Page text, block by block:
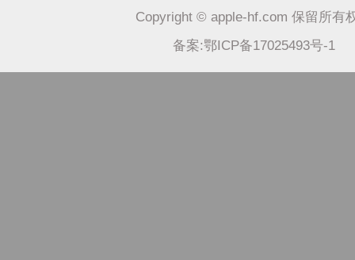
Copyright © apple-hf.com 保留所有
备案:鄂ICP备17025493号-1